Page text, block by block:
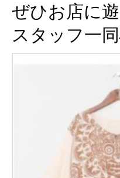
ぜひお店に
スタッフ一